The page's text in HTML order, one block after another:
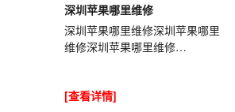
深圳苹果哪里维修
深圳苹果哪里维修深圳苹果哪里
维修深圳苹果哪里维修
尽量放下手机让其冷却...
[查看详情]